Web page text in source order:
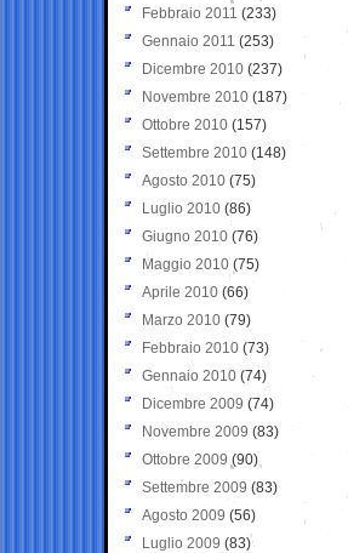
Febbraio 2011 (233)
Gennaio 2011 (253)
Dicembre 2010 (237)
Novembre 2010 (187)
Ottobre 2010 (157)
Settembre 2010 (148)
Agosto 2010 (75)
Luglio 2010 (86)
Giugno 2010 (76)
Maggio 2010 (75)
Aprile 2010 (66)
Marzo 2010 (79)
Febbraio 2010 (73)
Gennaio 2010 (74)
Dicembre 2009 (74)
Novembre 2009 (83)
Ottobre 2009 (90)
Settembre 2009 (83)
Agosto 2009 (56)
Luglio 2009 (83)